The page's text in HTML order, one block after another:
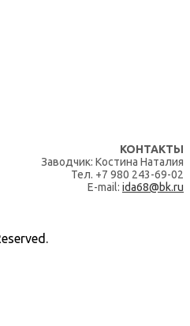
КОНТАКТЫ
Заводчик: Костина Наталия
Тел. +7 980 243-69-02
E-mail: ida68@bk.ru